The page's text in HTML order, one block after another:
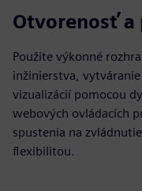
Otvorenosť
Použite výkonné
inžinierstva,
vizualizácií pomocou
webových ovládacích
spustenia na
flexibilitou.